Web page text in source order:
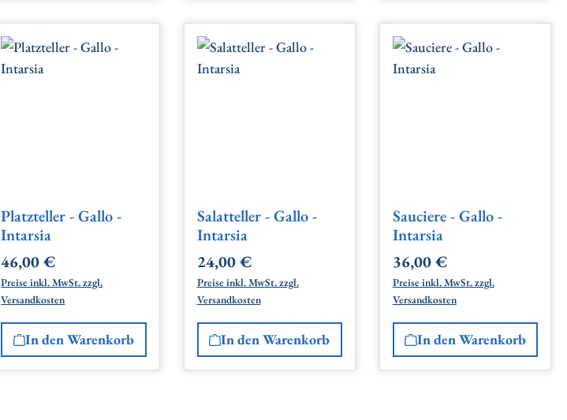
Platzteller - Gallo -
Intarsia
Regulärer Preis:
46,00 €
Preise inkl. MwSt. zzgl.
Versandkosten
In den Warenkorb
Salatteller - Gallo -
Intarsia
Regulärer Preis:
24,00 €
Preise inkl. MwSt. zzgl.
Versandkosten
In den Warenkorb
Sauciere - Gallo -
Intarsia
Regulärer Preis:
36,00 €
Preise inkl. MwSt. zzgl.
Versandkosten
In den Warenkorb